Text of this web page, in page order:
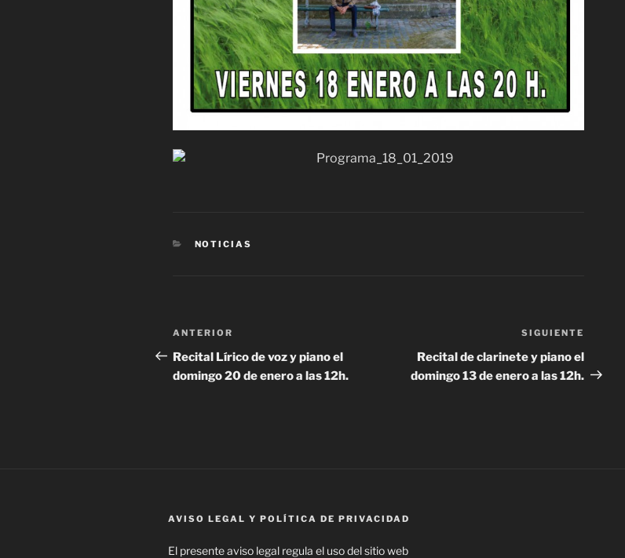
CATEGORÍAS
NOTICIAS
Navegación
de
entradas
Entrada
anterior:
ANTERIOR
Recital Lírico de voz y piano el
domingo 20 de enero a las 12h.
entrada
SIGUIENTE
Recital de clarinete y piano el
domingo 13 de enero a las 12h.
AVISO LEGAL Y POLÍTICA DE PRIVACIDAD
El presente aviso legal regula el uso del sitio web